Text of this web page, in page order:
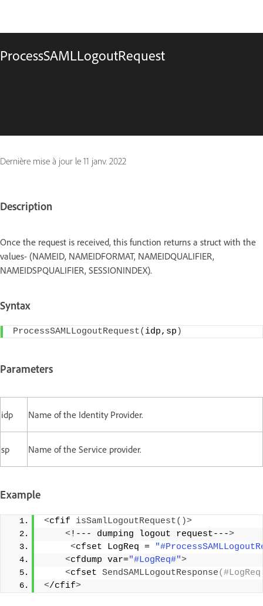
ProcessSAMLLogoutRequest
Dernière mise à jour le 11 janv. 2022
Description
Once the request is received, this function returns a struct with the
values- (NAMEID, NAMEIDFORMAT, NAMEIDQUALIFIER,
NAMEIDSPQUALIFIER, SESSIONINDEX).
Syntax
ProcessSAMLLogoutRequest( idp,sp )
Parameters
idp Name of the Identity Provider.
sp Name of the Service provider.
Example
<cfif isSamlLogoutRequest()>
<!--- dumping logout request--->
<cfset LogReq =
<cfdump var="#LogReq#">
<cfset SendSAMLLogoutResponse
</cfif>